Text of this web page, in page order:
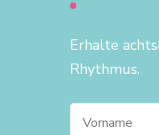
Erhalte
Rhythmus.